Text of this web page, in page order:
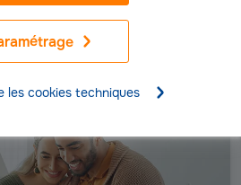
les cookies techniques
avec l'assurance de
prêt personnel